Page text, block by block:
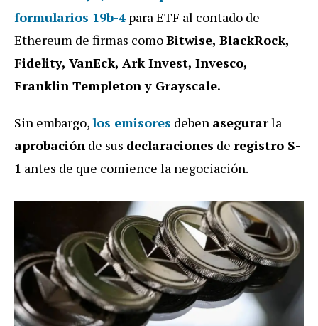
formularios 19b-4 para ETF al contado de
Ethereum de firmas comoBitwise, BlackRock,
Fidelity, VanEck, Ark Invest, Invesco,
Franklin Templeton y Grayscale.
Sin embargo,los emisores deben asegurarla
aprobación de sus declaraciones de registro S-
1 antes de que comience la negociación.